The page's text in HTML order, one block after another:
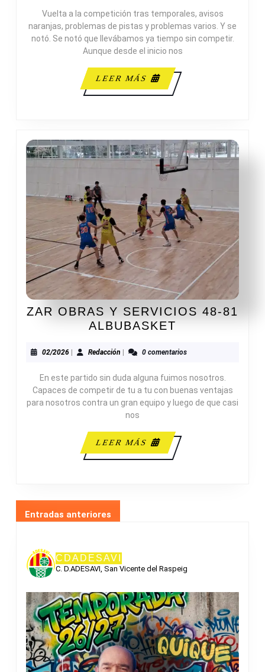
83-
49
C.B.
Vuelta a la competición tras temporales, avisos
naranjas, problemas de pistas y problemas varios. Y se
notó. Se notó que llevábamos ya tiempo sin competir.
Aunque desde el inicio nos
LEER MÁS
LEER
MÁS
ZAR OBRAS Y SERVICIOS 48-81
ALBUBASKET
Y
48-
81
ALBUBASKET
02/202602/2026
| RedacciónRedacción
| 0 comentarios
En este partido sin duda alguna fuimos nosotros.
Capaces de competir de tu a tu con buenas ventajas
para nosotros contra un gran equipo y luego de que casi
nos
LEER MÁS
LEER
MÁS
NAVEGACIÓN
ENTRADAS
Entradas anteriores
CDADESAVI
C. D.ADESAVI, San Vicente del Raspeig